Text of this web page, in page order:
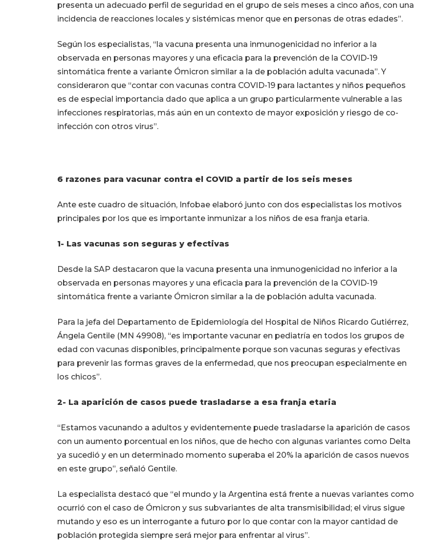
presenta un adecuado perfil de seguridad en el grupo de seis meses a cinco años, con una
incidencia de reacciones locales y sistémicas menor que en personas de otras edades”.
Según los especialistas, “la vacuna presenta una inmunogenicidad no inferior a la
observada en personas mayores y una eficacia para la prevención de la COVID-19
sintomática frente a variante Ómicron similar a la de población adulta vacunada”. Y
consideraron que “contar con vacunas contra COVID-19 para lactantes y niños pequeños
es de especial importancia dado que aplica a un grupo particularmente vulnerable a las
infecciones respiratorias, más aún en un contexto de mayor exposición y riesgo de co-
infección con otros virus”.
6 razones para vacunar contra el COVID a partir de los seis meses
Ante este cuadro de situación, Infobae elaboró junto con dos especialistas los motivos
principales por los que es importante inmunizar a los niños de esa franja etaria.
1- Las vacunas son seguras y efectivas
Desde la SAP destacaron que la vacuna presenta una inmunogenicidad no inferior a la
observada en personas mayores y una eficacia para la prevención de la COVID-19
sintomática frente a variante Ómicron similar a la de población adulta vacunada.
Para la jefa del Departamento de Epidemiología del Hospital de Niños Ricardo Gutiérrez,
Ángela Gentile (MN 49908), “es importante vacunar en pediatría en todos los grupos de
edad con vacunas disponibles, principalmente porque son vacunas seguras y efectivas
para prevenir las formas graves de la enfermedad, que nos preocupan especialmente en
los chicos”.
2- La aparición de casos puede trasladarse a esa franja etaria
“Estamos vacunando a adultos y evidentemente puede trasladarse la aparición de casos
con un aumento porcentual en los niños, que de hecho con algunas variantes como Delta
ya sucedió y en un determinado momento superaba el 20% la aparición de casos nuevos
en este grupo”, señaló Gentile.
La especialista destacó que “el mundo y la Argentina está frente a nuevas variantes como
ocurrió con el caso de Ómicron y sus subvariantes de alta transmisibilidad; el virus sigue
mutando y eso es un interrogante a futuro por lo que contar con la mayor cantidad de
población protegida siempre será mejor para enfrentar al virus”.